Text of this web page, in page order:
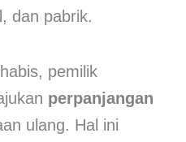
dan pabrik.
pemilik
perpanjangan
ulang. Hal ini